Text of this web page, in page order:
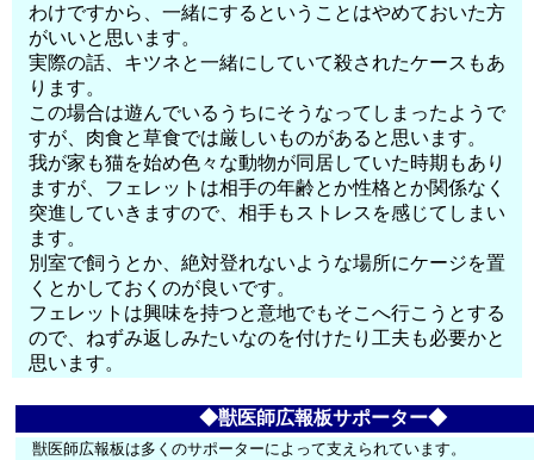
わけですから、一緒にするということはやめておいた方
がいいと思います。
実際の話、キツネと一緒にしていて殺されたケースもあ
ります。
この場合は遊んでいるうちにそうなってしまったようで
すが、肉食と草食では厳しいものがあると思います。
我が家も猫を始め色々な動物が同居していた時期もあり
ますが、フェレットは相手の年齢とか性格とか関係なく
突進していきますので、相手もストレスを感じてしまい
ます。
別室で飼うとか、絶対登れないような場所にケージを置
くとかしておくのが良いです。
フェレットは興味を持つと意地でもそこへ行こうとする
ので、ねずみ返しみたいなのを付けたり工夫も必要かと
思います。
◆獣医師広報板サポーター◆
獣医師広報板は多くのサポーターによって支えられています。